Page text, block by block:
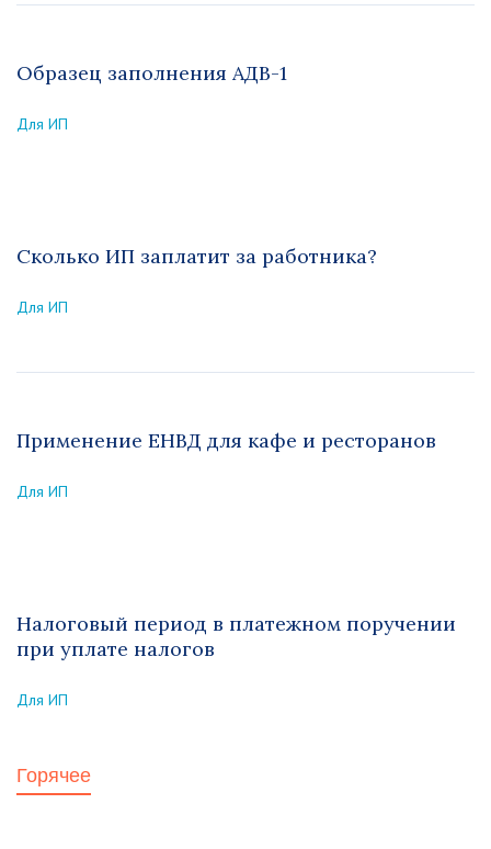
Образец заполнения АДВ-1
Для ИП
Сколько ИП заплатит за работника?
Для ИП
Применение ЕНВД для кафе и ресторанов
Для ИП
Налоговый период в платежном поручении
при уплате налогов
Для ИП
Горячее